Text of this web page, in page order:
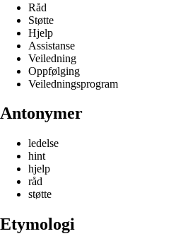
Råd
Støtte
Hjelp
Assistanse
Veiledning
Oppfølging
Veiledningsprogram
Antonymer
ledelse
hint
hjelp
råd
støtte
Etymologi